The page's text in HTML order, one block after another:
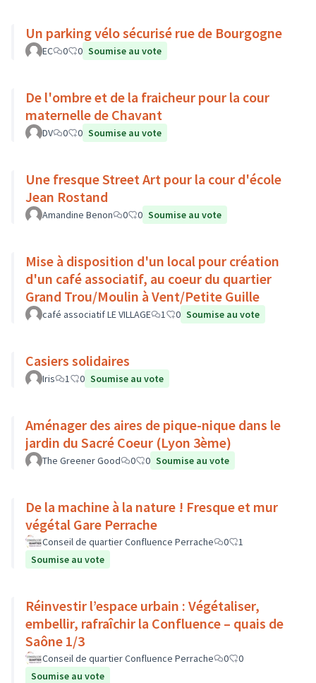
Un parking vélo sécurisé rue de Bourgogne
EC 0 0 Soumise au vote
De l'ombre et de la fraicheur pour la cour
maternelle de Chavant
DV 0 0 Soumise au vote
Une fresque Street Art pour la cour d'école
Jean Rostand
Amandine Benon 0 0 Soumise au vote
Mise à disposition d'un local pour création
d'un café associatif, au coeur du quartier
Grand Trou/Moulin à Vent/Petite Guille
café associatif LE VILLAGE 1 0 Soumise au vote
Casiers solidaires
Iris 1 0 Soumise au vote
Aménager des aires de pique-nique dans le
jardin du Sacré Coeur (Lyon 3ème)
The Greener Good 0 0 Soumise au vote
De la machine à la nature ! Fresque et mur
végétal Gare Perrache
Conseil de quartier Confluence Perrache 0
1
Soumise au vote
Réinvestir l’espace urbain : Végétaliser,
embellir, rafraîchir la Confluence – quais de
Saône 1/3
Conseil de quartier Confluence Perrache 0
0
Soumise au vote